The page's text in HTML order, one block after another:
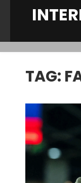
TAG: